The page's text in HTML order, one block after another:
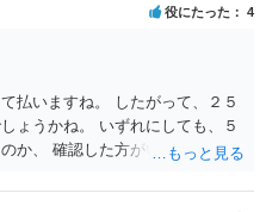
月程度で認可となる流れで
役にたった 4
払いますね。 したがって、２５
ょうかね。 いずれにしても、５
か、 確認した方がいいでしょ